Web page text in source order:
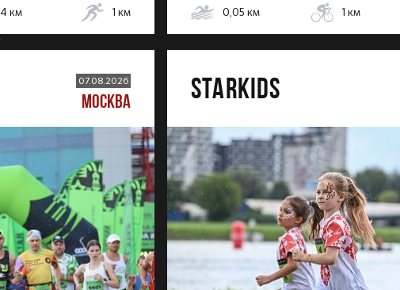
4км 1км 0,05км 1км
07.08.2026
МОСКВА STARKIDS